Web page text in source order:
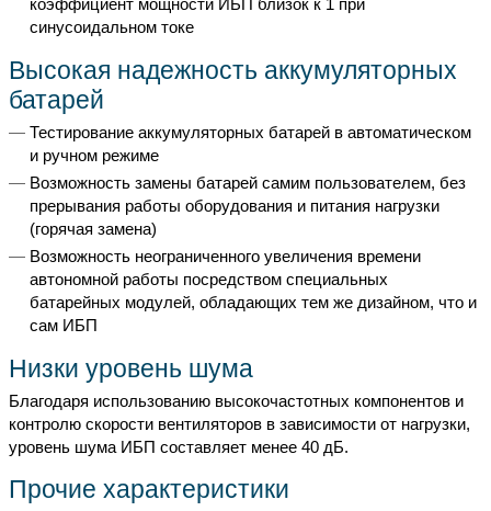
коэффициент мощности ИБП близок к 1 при
синусоидальном токе
Высокая надежность аккумуляторных
батарей
Тестирование аккумуляторных батарей в автоматическом
и ручном режиме
Возможность замены батарей самим пользователем, без
прерывания работы оборудования и питания нагрузки
(горячая замена)
Возможность неограниченного увеличения времени
автономной работы посредством специальных
батарейных модулей, обладающих тем же дизайном, что и
сам ИБП
Низки уровень шума
Благодаря использованию высокочастотных компонентов и
контролю скорости вентиляторов в зависимости от нагрузки,
уровень шума ИБП составляет менее 40 дБ.
Прочие характеристики